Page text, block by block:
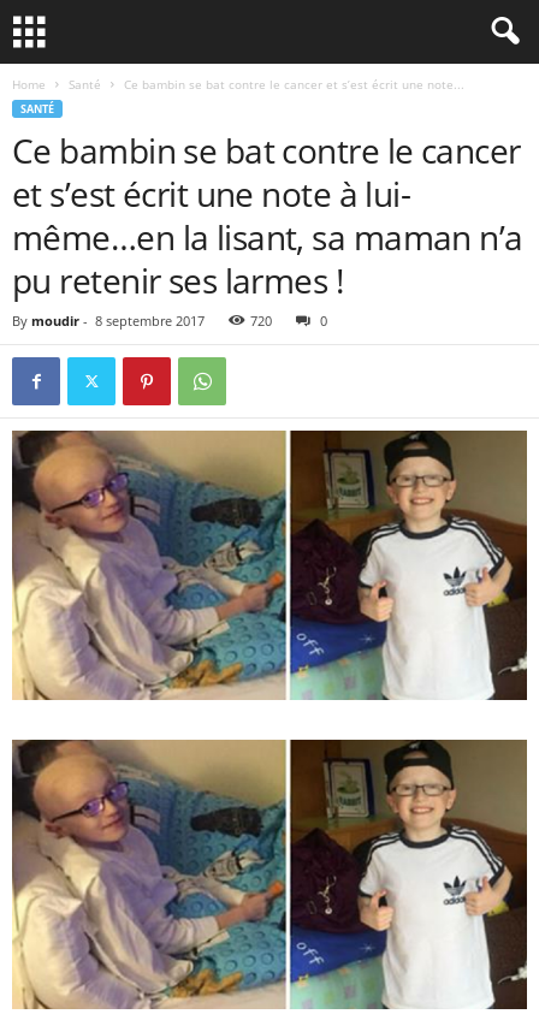
Home Santé Ce bambin se bat contre le cancer et s’est écrit une note...
SANTÉ
Ce bambin se bat contre le cancer
et s’est écrit une note à lui-
même…en la lisant, sa maman n’a
pu retenir ses larmes !
By moudir - 8 septembre 2017 720 0